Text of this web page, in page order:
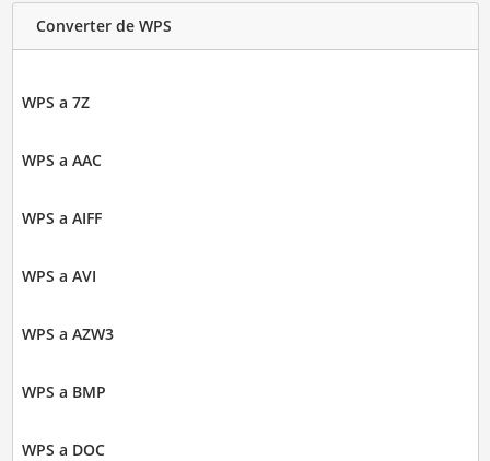
Converter de WPS
WPS a 7Z
WPS a AAC
WPS a AIFF
WPS a AVI
WPS a AZW3
WPS a BMP
WPS a DOC